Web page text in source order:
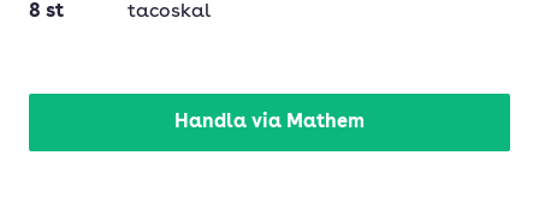
8 st tacoskal
Handla via Mathem